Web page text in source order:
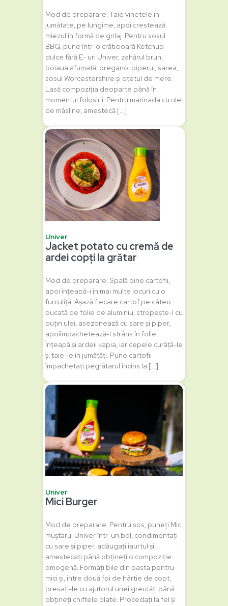
Mod de preparare: Taie vinetele în
jumătate, pe lungime, apoi crestează
miezul în formă de grilaj. Pentru sosul
BBQ, pune într-o crăticioară Ketchup
dulce fără E- uri Univer, zahărul brun,
boiaua afumată, oregano, piperul, sarea,
sosul Worcestershire și oțetul de mere.
Lasă compoziția deoparte până în
momentul folosirii. Pentru marinada cu ulei
de măsline, amestecă […]
Univer
Jacket potato cu cremă de
ardei copți la grătar
Mod de preparare: Spală bine cartofii,
apoi înțeapă-i în mai multe locuri cu o
furculiță. Așază fiecare cartof pe câteo
bucată de folie de aluminiu, stropește-l cu
puțin ulei, asezonează cu sare și piper,
apoiîmpachetează-l strâns în folie.
Înțeapă și ardeii kapia, iar cepele curăță-le
și taie-le în jumătăți. Pune cartofii
împachetați pegrătarul încins la […]
Univer
Mici Burger
Mod de preparare: Pentru sos, puneți Mic
muștarul Univer într-un bol, condimentați
cu sare și piper, adăugați iaurtul și
amestecați până obțineți o compoziție
omogenă. Formați bile din pasta pentru
mici și, între două foi de hârtie de copt,
presați-le cu ajutorul unei greutăți până
obțineți chiftele plate. Procedați la fel și